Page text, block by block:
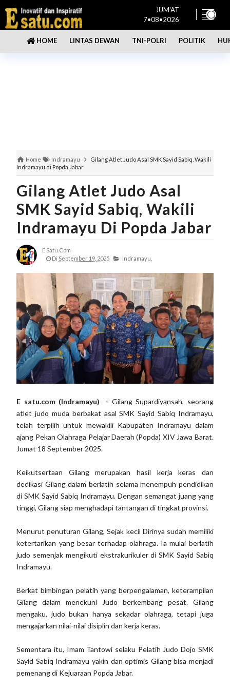
JUM'AT
7•08•2026
HOME LINTAS DEWAN TNI-POLRI POLITIK
Home Indramayu
Gilang Atlet Judo Asal SMK Sayid Sabiq, Wakili
Indramayu di Popda Jabar
Gilang Atlet Judo Asal
SMK Sayid Sabiq, Wakili
Indramayu Di Popda Jabar
E Satu.com
Di September 19, 2025 Indramayu,
E satu.com (Indramayu) -Gilang Supardiyansah, seorang
atlet judo muda berbakat asal SMK Sayid Sabiq Indramayu,
telah terpilih untuk mewakili Kabupaten Indramayu dalam
ajang Pekan Olahraga Pelajar Daerah (Popda) XIV Jawa Barat.
Jumat 18 September 2025.
Keikutsertaan Gilang merupakan hasil kerja keras dan
dedikasi Gilang dalam berlatih selama menempuh pendidikan
di SMK Sayid Sabiq Indramayu. Dengan semangat juang yang
tinggi, Gilang siap menghadapi tantangan di tingkat provinsi.
Menurut penuturan Gilang, Sejak kecil Dirinya sudah memiliki
ketertarikan yang besar terhadap olahraga. Ia mulai berlatih
judo semenjak mengikuti ekstrakurikuler di SMK Sayid Sabiq
Indramayu.
Berkat bimbingan pelatih yang berpengalaman, keterampilan
Gilang dalam menekuni Judo berkembang pesat. Gilang
mengaku, judo bukan hanya sekadar olahraga, tetapi juga
mengajarkan nilai-nilai disiplin dan kerja keras.
Sementara itu, Imam Tantowi selaku Pelatih Judo Dojo SMK
Sayid Sabiq Indramayu yakin dan optimis Gilang bisa menjadi
pemenang di Kejuaraan Popda Jabar.